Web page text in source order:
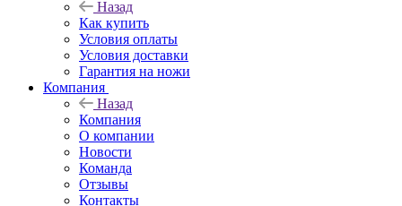
Назад
Как купить
Условия оплаты
Условия доставки
Гарантия на ножи
Компания
Назад
Компания
О компании
Новости
Команда
Отзывы
Контакты